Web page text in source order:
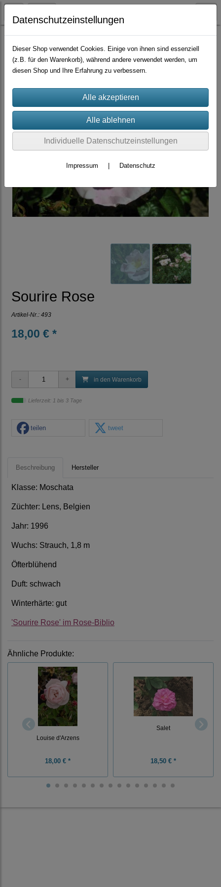
Container-Rosen
Sourire Rose
Artikel-Nr.: 493
18,00 € *
in den Warenkorb
Lieferzeit: 1 bis 3 Tage
teilen tweet
Beschreibung Hersteller
Klasse: Moschata
Züchter: Lens, Belgien
Jahr: 1996
Wuchs: Strauch, 1,8 m
Öfterblühend
Duft: schwach
Winterhärte: gut
'Sourire Rose' im Rose-Biblio
Ähnliche Produkte:
Louise d'Arzens
18,00 € *
Salet
18,50 € *
Datenschutzeinstellungen
Dieser Shop verwendet Cookies. Einige von ihnen sind essenziell
(z.B. für den Warenkorb), während andere verwendet werden, um
diesen Shop und Ihre Erfahrung zu verbessern.
Individuelle Datenschutzeinstellungen
Impressum Datenschutz